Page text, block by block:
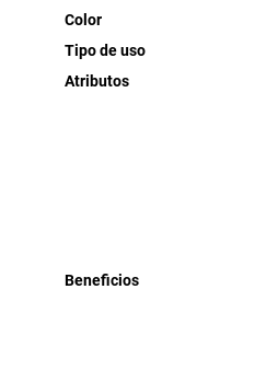
Color
Tipo de uso
Atributos
Beneficios